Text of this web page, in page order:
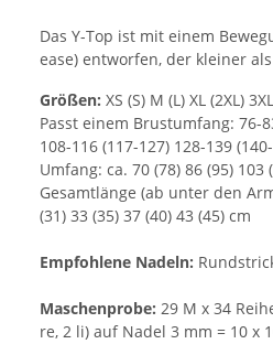
Das Y-Top ist mit einem
ease) entworfen, der kleiner
Größen: XS (S) M (L) XL (2XL)
Passt einem Brustumfang: 76-
108-116 (117-127) 128-139
Umfang: ca. 70 (78) 86 (95) 103
Gesamtlänge (ab unter den
(31) 33 (35) 37 (40) 43 (45) cm
Empfohlene Nadeln:
Maschenprobe: 29 M x 34
re, 2 li) auf Nadel 3 mm = 10 x